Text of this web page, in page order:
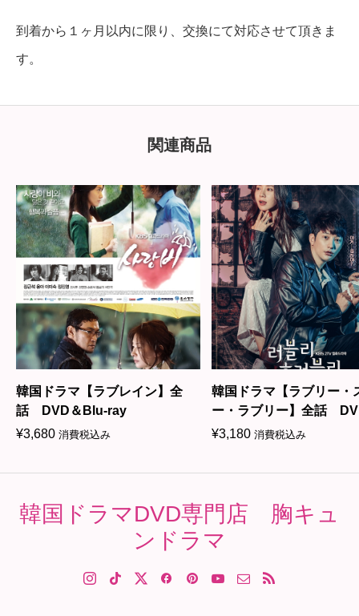
到着から１ヶ月以内に限り、交換にて対応させて頂きま
す。
関連商品
韓国ドラマ【ラブレイン】全
話 DVD＆Blu-ray
¥3,680 消費税込み
韓国ドラマ【ラブリー・
ー・ラブリー】全話
Blu-ray
¥3,180 消費税込み
韓国ドラマDVD専門店 胸キュ
ンドラマ